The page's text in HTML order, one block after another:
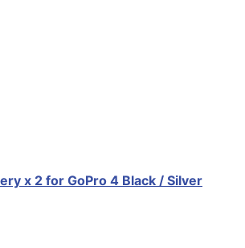
x 2 for GoPro 4 Black / Silver